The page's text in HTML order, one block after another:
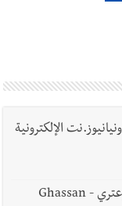
الإلكترونية
الصحافي السفير غسان محمود الزعتري - Ghassan